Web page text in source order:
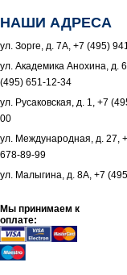
НАШИ АДРЕСА
ул. Зорге, д. 7А, +7 (495)
ул. Академика Анохина, д.
(495) 651-12-34
ул. Русаковская, д. 1, +7
00
ул. Международная, д. 27,
678-89-99
ул. Малыгина, д. 8А, +7
Мы принимаем к
оплате: